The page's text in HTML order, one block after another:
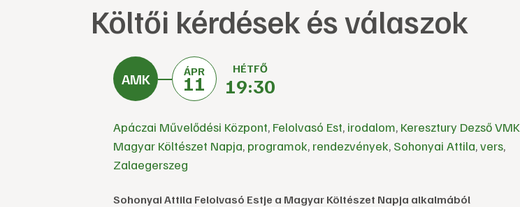
Költői kérdések és válaszok
ÁPR
11
HÉTFŐ
19:30
Apáczai Művelődési Központ, Felolvasó Est, irodalom, Keresztury Dezső VMK
Magyar Költészet Napja, programok, rendezvények, Sohonyai Attila,vers,
Zalaegerszeg
Sohonyai Attila Felolvasó Estje a Magyar Költészet Napja alkalmából